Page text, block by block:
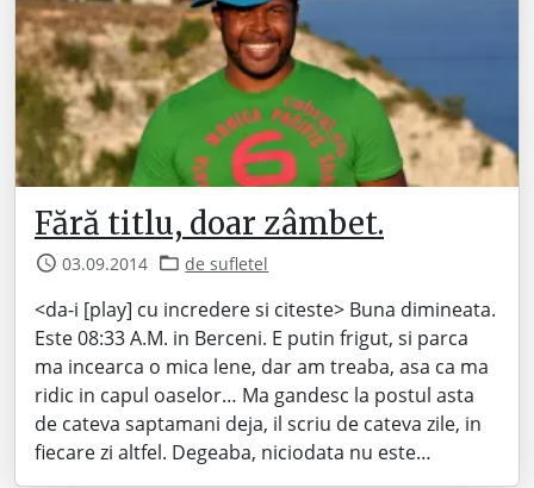
Fără titlu, doar zâmbet.
03.09.2014 de sufletel
<da-i [play] cu incredere si citeste> Buna dimineata.
Este 08:33 A.M. in Berceni. E putin frigut, si parca
ma incearca o mica lene, dar am treaba, asa ca ma
ridic in capul oaselor… Ma gandesc la postul asta
de cateva saptamani deja, il scriu de cateva zile, in
fiecare zi altfel. Degeaba, niciodata nu este…